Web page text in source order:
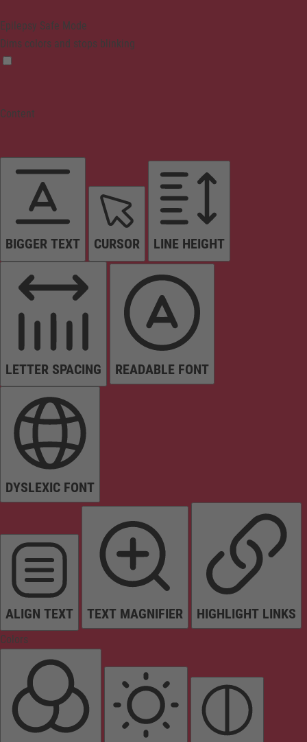
Epilepsy Safe Mode
Dims colors and stops blinking
Content
BIGGER TEXT CURSOR LINE HEIGHT
LETTER SPACING READABLE FONT
DYSLEXIC FONT
ALIGN TEXT TEXT MAGNIFIER HIGHLIGHT LINKS
Colors